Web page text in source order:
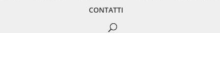
CONTATTI